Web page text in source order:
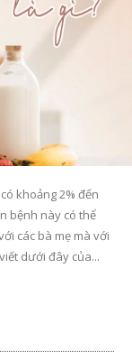
khoảng 2% đến
bệnh này có thể
các bà mẹ mà với
dưới đây của...